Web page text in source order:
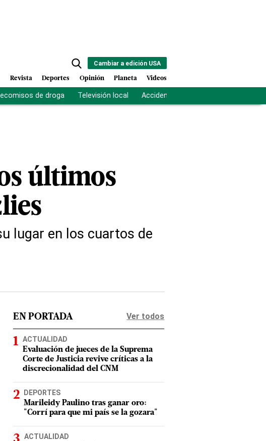
Cambiar a edición USA
Revista Deportes Opinión Planeta Videos
de droga Televisión local Accidente Los Ríos
últimos
lugar en los cuartos de
EN PORTADA Ver todos
ACTUALIDAD
Evaluación de jueces de la Suprema
Corte de Justicia revive críticas a la
discrecionalidad del CNM
DEPORTES
Marileidy Paulino tras ganar oro:
"Corrí para que mi país se la gozara"
ACTUALIDAD